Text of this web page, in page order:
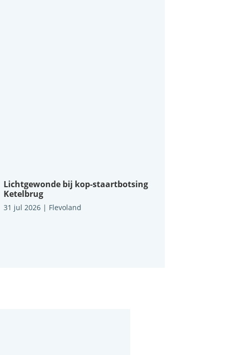
Lichtgewonde bij kop-staartbotsing
Ketelbrug
31 jul 2026| Flevoland